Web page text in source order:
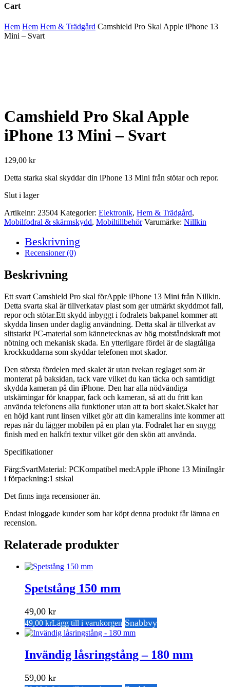
Cart
Close
Cart
Hem Hem Hem & Trädgård Camshield Pro Skal Apple iPhone 13
Mini – Svart
Camshield Pro Skal Apple
iPhone 13 Mini – Svart
129,00 kr
Detta starka skal skyddar din iPhone 13 Mini från stötar och repor.
Slut i lager
Artikelnr: 23504 Kategorier: Elektronik, Hem & Trädgård,
Mobilfodral & skärmskydd, Mobiltillbehör Varumärke: Nillkin
Beskrivning
Recensioner (0)
Beskrivning
Ett svart Camshield Pro skal förApple iPhone 13 Mini från Nillkin.
Detta svarta skal är tillverkatav plast som ger utmärkt skyddmot fall,
repor och stötar.Ett skydd inbyggt i fodralets bakpanel kommer att
skydda linsen under daglig användning. Detta skal är tillverkat av
slitstarkt PC-material som kännetecknas av hög motståndskraft mot
nötning och mekanisk skada. En ytterligare fördel är de slagtåliga
krockkuddarna som skyddar telefonen mot skador.
Den största fördelen med skalet är utan tvekan reglaget som är
monterat på baksidan, tack vare vilket du kan täcka och samtidigt
skydda kameran på din iPhone. Den har alla nödvändiga
utskärningar för knappar, fack och kameran, så att du fritt kan
använda telefonens alla funktioner utan att ta bort skalet.Skalet har
en höjd kant runt linsen vilket gör att din kameralins inte kommer att
repas när du lägger mobilen på en plan yta. Fodralet har en snygg
finish med en halkfri textur vilket gör den skön att använda.
Specifikationer
Färg:SvartMaterial: PCKompatibel med:Apple iPhone 13 MiniIngår
i förpackning:1 stskal
Det finns inga recensioner än.
Endast inloggade kunder som har köpt denna produkt får lämna en
recension.
Relaterade produkter
Spetstång 150 mm
49,00 kr
49,00 krLägg till i varukorgen Snabbvy
Invändig låsringstång – 180 mm
59,00 kr